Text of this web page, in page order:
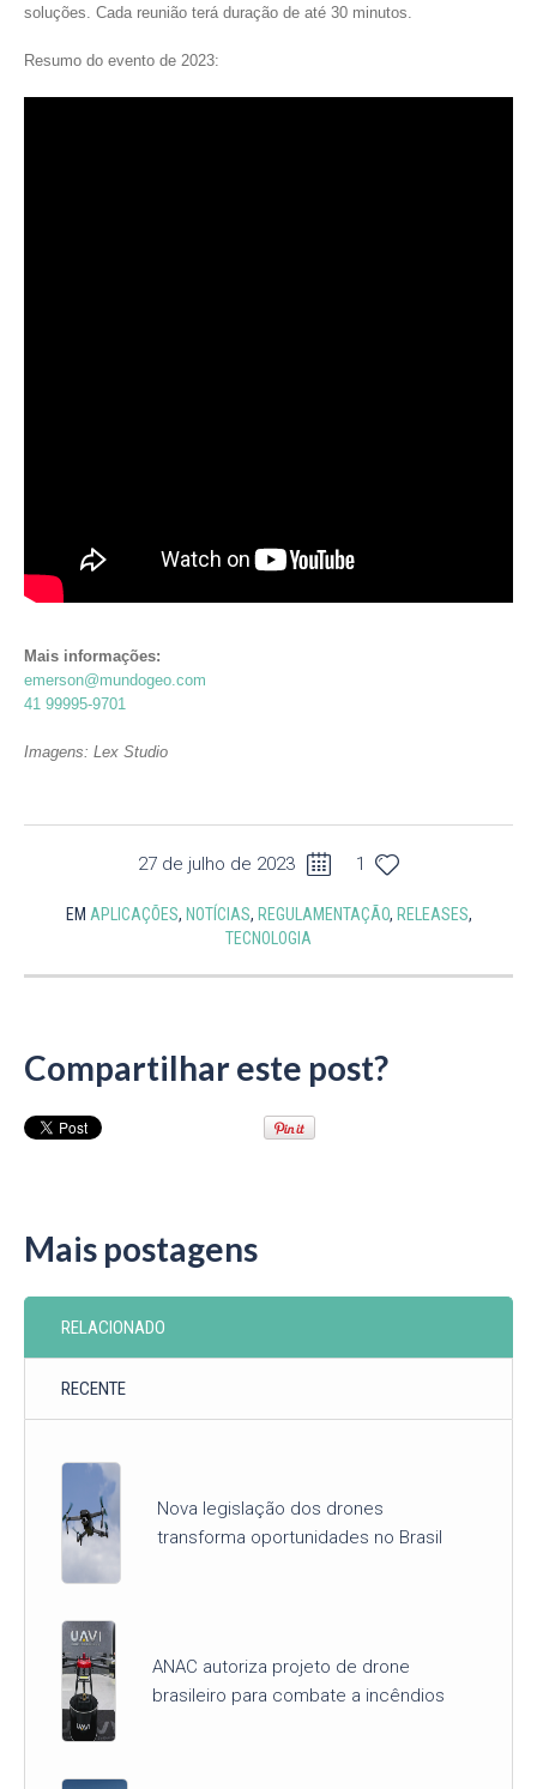
soluções. Cada reunião terá duração de até 30 minutos.
Resumo do evento de 2023:
Mais informações:
emerson@mundogeo.com
41 99995-9701
Imagens: Lex Studio
27 de julho de 2023 1
EM APLICAÇÕES, NOTÍCIAS, REGULAMENTAÇÃO, RELEASES,
TECNOLOGIA
Compartilhar este post?
Mais postagens
RELACIONADO
RECENTE
Nova legislação dos drones
transforma oportunidades no Brasil
ANAC autoriza projeto de drone
brasileiro para combate a incêndios